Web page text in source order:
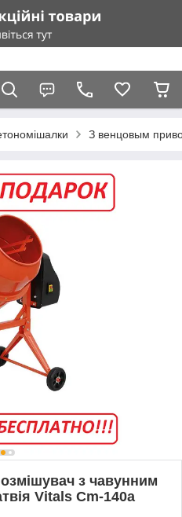
З венцовым
з чавунним
Vitals Cm-140a